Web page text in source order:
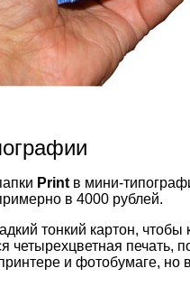
Print в мини-
в 4000 рублей.
тонкий картон,
четырехцветная печать,
и фотобумаге, но